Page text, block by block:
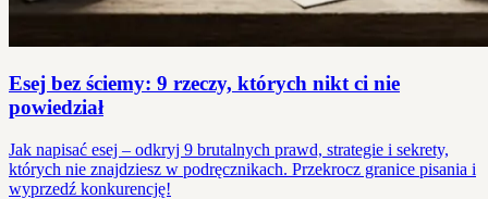
Esej bez ściemy: 9 rzeczy, których nikt ci nie
powiedział
Jak napisać esej – odkryj 9 brutalnych prawd, strategie i sekrety,
których nie znajdziesz w podręcznikach. Przekrocz granice pisania i
wyprzedź konkurencję!